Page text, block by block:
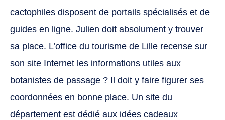
cactophiles disposent de portails spécialisés et de
guides en ligne. Julien doit absolument y trouver
sa place. L’office du tourisme de Lille recense sur
son site Internet les informations utiles aux
botanistes de passage ? Il doit y faire figurer ses
coordonnées en bonne place. Un site du
département est dédié aux idées cadeaux